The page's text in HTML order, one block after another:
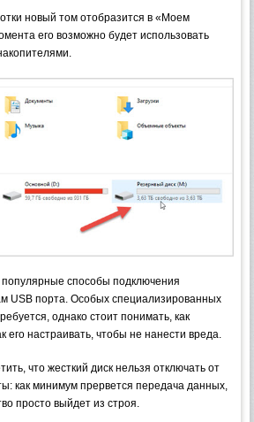
новый том отобразится в «Моем
его возможно будет использовать
способы подключения
USB порта. Особых специализированных
однако стоит понимать, как
его настраивать, чтобы не нанести вреда.
что жесткий диск нельзя отключать от
как минимум прервется передача данных,
просто выйдет из строя.